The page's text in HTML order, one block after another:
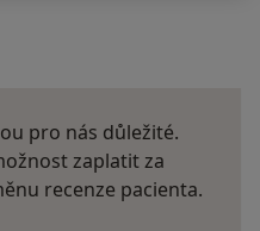
pro nás důležité.
zaplatit za
recenze pacienta.